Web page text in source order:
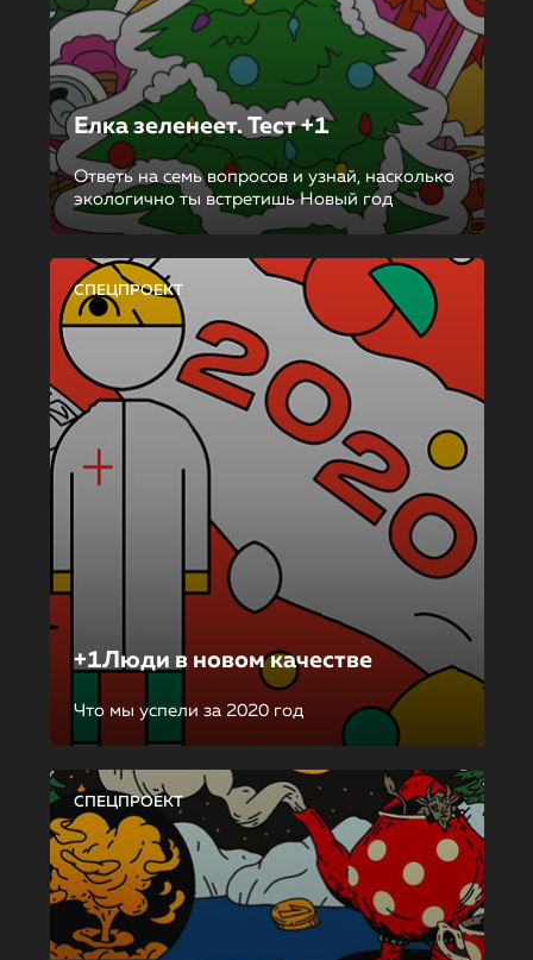
Елка зеленеет. Тест +1
Ответь на семь вопросов и узнай, насколько
экологично ты встретишь Новый год
СПЕЦПРОЕКТ
+1Люди в новом качестве
Что мы успели за 2020 год
СПЕЦПРОЕКТ